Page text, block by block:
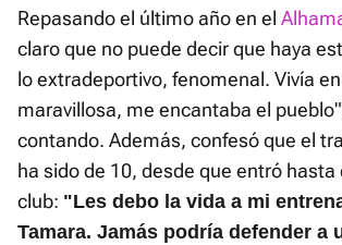
Repasando el último año en el
claro que no puede decir que haya
lo extradeportivo, fenomenal. Vivía
maravillosa, me encantaba el
contando. Además, confesó que el
ha sido de 10, desde que entró hasta
club: "Les debo la vida a mi
Tamara. Jamás podría defender a